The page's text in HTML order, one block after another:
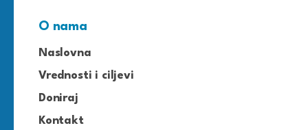
O nama
Naslovna
Vrednosti i ciljevi
Doniraj
Kontakt